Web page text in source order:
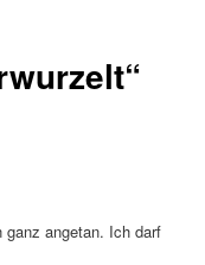
ganz angetan. Ich darf